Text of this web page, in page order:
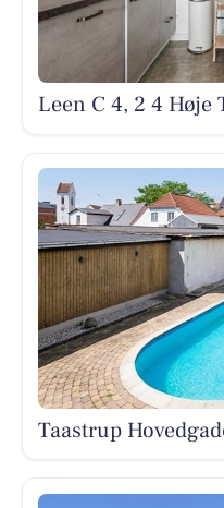
Leen C 4, 2 4 Høje
Taastrup